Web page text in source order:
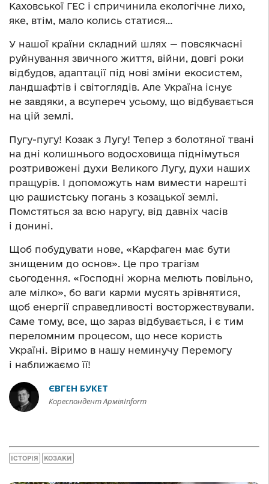
Каховської ГЕС і спричинила екологічне лихо,
яке, втім, мало колись статися…
У нашої країни складний шлях — повсякчасні
руйнування звичного життя, війни, довгі роки
відбудов, адаптації під нові зміни екосистем,
ландшафтів і світоглядів. Але Україна існує
не завдяки, а всупереч усьому, що відбувається
на цій землі.
Пугу-пугу! Козак з Лугу! Тепер з болотяної твані
на дні колишнього водосховища піднімуться
розтривожені духи Великого Лугу, духи наших
пращурів. І допоможуть нам вимести нарешті
цю рашистську погань з козацької землі.
Помстяться за всю наругу, від давніх часів
і донині.
Щоб побудувати нове, «Карфаген має бути
знищеним до основ». Це про трагізм
сьогодення. «Господні жорна мелють повільно,
але мілко», бо ваги карми мусять зрівнятися,
щоб енергії справедливості восторжествували.
Саме тому, все, що зараз відбувається, і є тим
переломним процесом, що несе користь
Україні. Віримо в нашу неминучу Перемогу
і наближаємо її!
ЄВГЕН БУКЕТ
Кореспондент АрміяInform
ІСТОРІЯ КОЗАКИ